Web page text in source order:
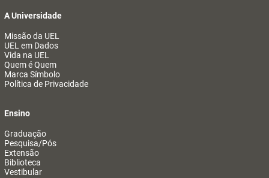
A Universidade
Missão da UEL
UEL em Dados
Vida na UEL
Quem é Quem
Marca Símbolo
Política de Privacidade
Ensino
Graduação
Pesquisa/Pós
Extensão
Biblioteca
Vestibular